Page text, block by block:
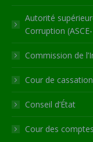
Autorité
Corruption
Commission de
Cour de cassation
Conseil d’État
Cour des comptes